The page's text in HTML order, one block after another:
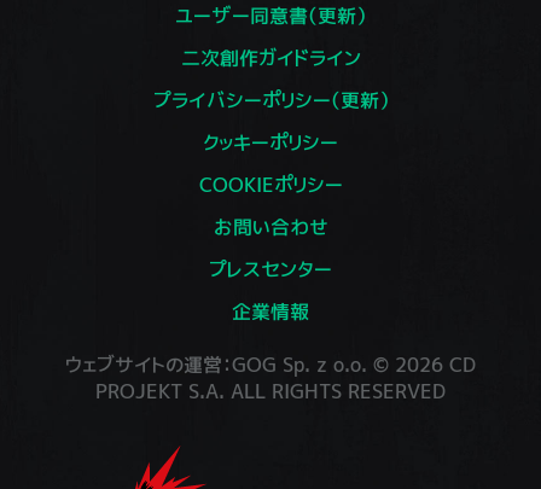
ユーザー同意書（更新）
二次創作ガイドライン
プライバシーポリシー（更新）
クッキーポリシー
COOKIEポリシー
お問い合わせ
プレスセンター
企業情報
ウェブサイトの運営：GOG Sp. z o.o. © 2026 CD
PROJEKT S.A. ALL RIGHTS RESERVED